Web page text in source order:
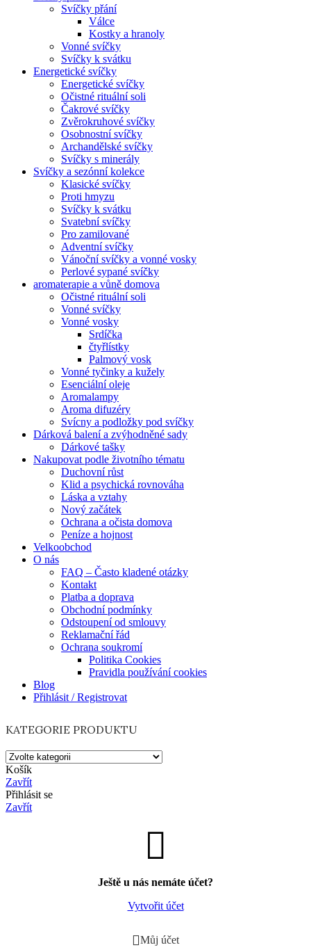
Svíčky přání
Válce
Kostky a hranoly
Vonné svíčky
Svíčky k svátku
Energetické svíčky
Energetické svíčky
Očistné rituální soli
Čakrové svíčky
Zvěrokruhové svíčky
Osobnostní svíčky
Archandělské svíčky
Svíčky s minerály
Svíčky a sezónní kolekce
Klasické svíčky
Proti hmyzu
Svíčky k svátku
Svatební svíčky
Pro zamilované
Adventní svíčky
Vánoční svíčky a vonné vosky
Perlové sypané svíčky
aromaterapie a vůně domova
Očistné rituální soli
Vonné svíčky
Vonné vosky
Srdíčka
čtyřlístky
Palmový vosk
Vonné tyčinky a kužely
Esenciální oleje
Aromalampy
Aroma difuzéry
Svícny a podložky pod svíčky
Dárková balení a zvýhodněné sady
Dárkové tašky
Nakupovat podle životního tématu
Duchovní růst
Klid a psychická rovnováha
Láska a vztahy
Nový začátek
Ochrana a očista domova
Peníze a hojnost
Velkoobchod
O nás
FAQ – Často kladené otázky
Kontakt
Platba a doprava
Obchodní podmínky
Odstoupení od smlouvy
Reklamační řád
Ochrana soukromí
Politika Cookies
Pravidla používání cookies
Blog
Přihlásit / Registrovat
KATEGORIE PRODUKTU
Košík
Zavřít
Přihlásit se
Zavřít
Ještě u nás nemáte účet?
Vytvořit účet
Můj účet